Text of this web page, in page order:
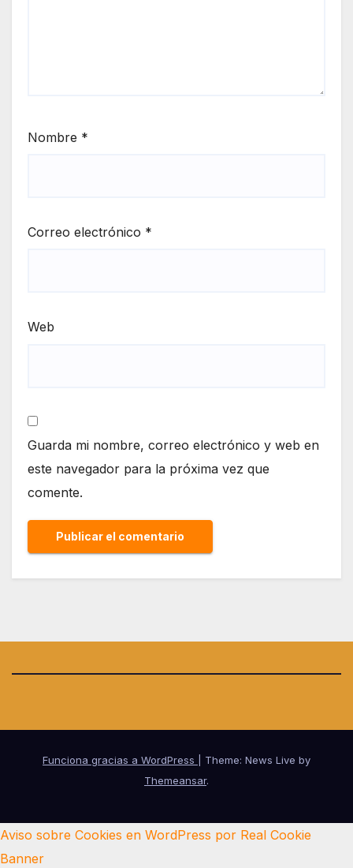
Nombre *
Correo electrónico *
Web
Guarda mi nombre, correo electrónico y web en
este navegador para la próxima vez que
comente.
Funciona gracias a WordPress
Theme: News Live by
Themeansar.
Aviso sobre Cookies en WordPress por Real Cookie
Banner